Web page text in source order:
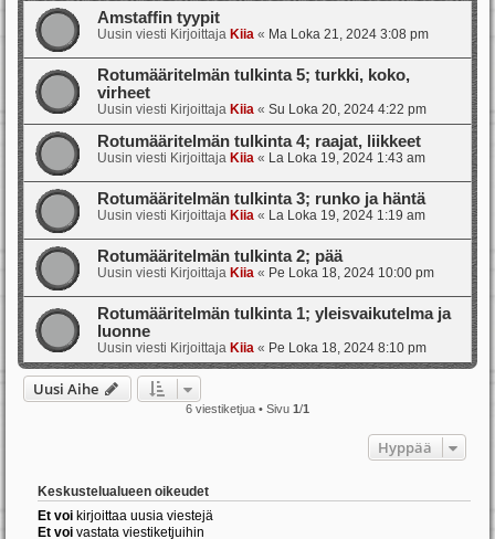
Amstaffin tyypit
Uusin viesti Kirjoittaja Kiia « Ma Loka 21, 2024 3:08 pm
Rotumääritelmän tulkinta 5; turkki, koko,
virheet
Uusin viesti Kirjoittaja Kiia « Su Loka 20, 2024 4:22 pm
Rotumääritelmän tulkinta 4; raajat, liikkeet
Uusin viesti Kirjoittaja Kiia « La Loka 19, 2024 1:43 am
Rotumääritelmän tulkinta 3; runko ja häntä
Uusin viesti Kirjoittaja Kiia « La Loka 19, 2024 1:19 am
Rotumääritelmän tulkinta 2; pää
Uusin viesti Kirjoittaja Kiia « Pe Loka 18, 2024 10:00 pm
Rotumääritelmän tulkinta 1; yleisvaikutelma ja
luonne
Uusin viesti Kirjoittaja Kiia « Pe Loka 18, 2024 8:10 pm
Uusi Aihe
6 viestiketjua • Sivu 1/1
Hyppää
Keskustelualueen oikeudet
Et voi kirjoittaa uusia viestejä
Et voi vastata viestiketjuihin